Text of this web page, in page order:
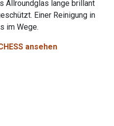
Allroundglas lange brillant
Einer Reinigung in
im Wege.
ansehen